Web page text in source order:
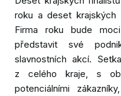
roku a deset krajských
Firma roku bude
představit své
slavnostních akcí.
z celého kraje, s
potenciálními